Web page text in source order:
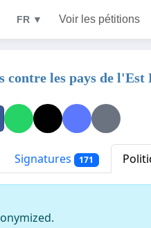
FR ▼ Voir les pétitions
les pays de l'Est
Signatures 171